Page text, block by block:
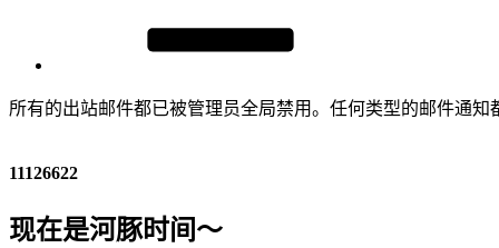
所有的出站邮件都已被管理员全局禁用。任何类型的邮件通知
11126622
现在是河豚时间～